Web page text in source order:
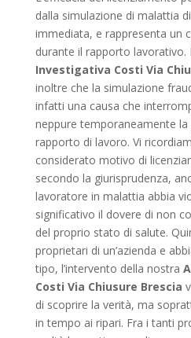
dalla simulazione di malattia
immediata, e rappresenta un
durante il rapporto lavorativo.
Investigativa Costi Via
inoltre che la simulazione
infatti una causa che
neppure temporaneamente la
rapporto di lavoro. Vi
considerato motivo di
secondo la giurisprudenza,
lavoratore in malattia abbia
significativo il dovere di non
del proprio stato di salute.
proprietari di un’azienda e
tipo, l’intervento della nostra
Costi Via Chiusure Brescia
di scoprire la verità, ma
in tempo ai ripari. Fra i tanti